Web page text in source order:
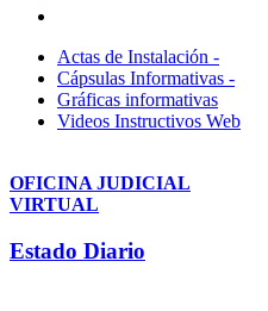
Actas de Instalación -
Cápsulas Informativas -
Gráficas informativas
Videos Instructivos Web
OFICINA JUDICIAL
VIRTUAL
Estado Diario